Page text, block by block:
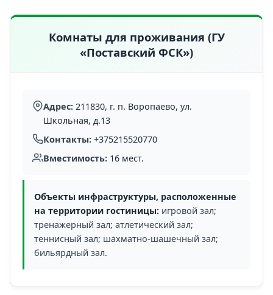
Комнаты для проживания (ГУ
«Поставский ФСК»)
Адрес: 211830, г. п. Воропаево, ул.
Школьная, д.13
Контакты: +375215520770
Вместимость: 16 мест.
Объекты инфраструктуры, расположенные
на территории гостиницы: игровой зал;
тренажерный зал; атлетический зал;
теннисный зал; шахматно-шашечный зал;
бильярдный зал.